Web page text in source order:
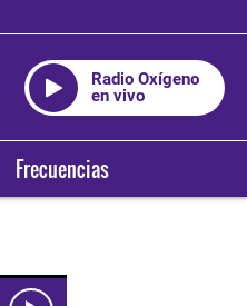
Radio Oxígeno
en vivo
Frecuencias